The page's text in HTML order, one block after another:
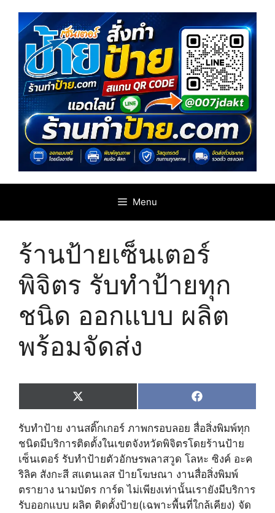
content
Menu
ร้านป้ายเซ็นเตอร์
พิจิตร รับทำป้ายทุก
ชนิด ออกแบบ ผลิต
พร้อมจัดส่ง
Share
on
X
(
w
i
t
e
r
)
Share
on
F
a
c
e
b
o
k
รับทำป้าย งานสติ๊กเกอร์ ภาพกรอบลอย สื่อสิ่งพิมพ์ทุก
ชนิดมีบริการติดตั้งในเขตจังหวัดพิจิตรโดยร้านป้าย
เซ็นเตอร์ รับทำป้ายตัวอักษรพลาสวูด โลหะ ซิงค์ อะค
ริลิค สังกะสี สแตนเลส ป้ายโฆษณา งานสื่อสิ่งพิมพ์
ตรายาง นามบัตร การ์ด ไม่เพียงเท่านั้นเรายังมีบริการ
รับออกแบบ ผลิต ติดตั้งป้าย(เฉพาะพื้นที่ใกล้เคียง) จัด